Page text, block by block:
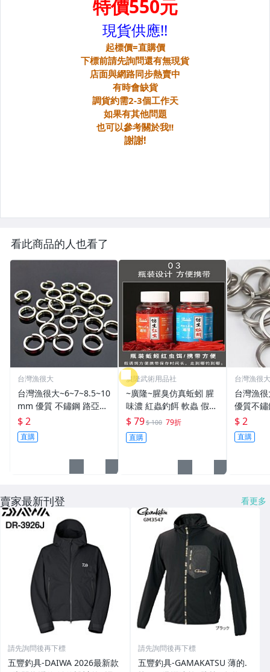
看此商品的人也看了
台灣漁很大
台灣漁很大~6~7~8.5~10
mm 優質 不鏽鋼 路亞環
S型開口 扁平 打扁 打平
$ 2
直購
廣隆武術用品社
~廣隆~腥臭仿真蚯蚓 腥
味濃 紅蟲釣餌 軟蟲 假蚯
蚓 海魚餌 紅蟲 路亞餌
假餌 誘餌 仿生餌 擬餌
路亞軟餌
$ 79$ 100 79折
直購
台灣漁很大
台灣漁
優質不
平 打扁 打平
雙環 路亞
路亞環
$ 2
直購
賣家最新刊登 看更多
請先詢問後再下標
五豐釣具-DAIWA 2026最新款
請先詢問後再下標
五豐釣具-GAMAKATSU 薄的.